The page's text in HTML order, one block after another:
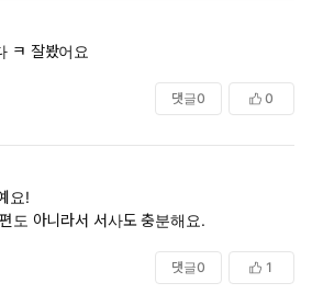
ㅋ 잘봤어요
댓글0 0
요!
도 아니라서 서사도 충분해요.
댓글0 1